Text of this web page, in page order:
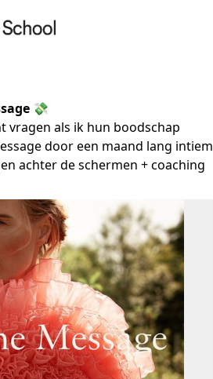
💸
vragen als ik hun boodschap
door een maand lang intiem
achter de schermen + coaching